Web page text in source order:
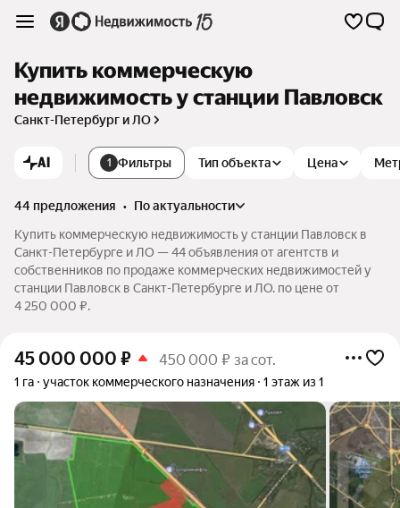
Купить коммерческую
недвижимость у станции Павловск
Санкт-Петербург и ЛО
AI 1 Фильтры Тип объекта Цена
44 предложения •
по актуальности
Купить коммерческую недвижимость у станции Павловск в
Санкт-Петербурге и ЛО — 44 объявления от агентств и
собственников по продаже коммерческих недвижимостей у
станции Павловск в Санкт-Петербурге и ЛО. по цене от
4 250 000 ₽.
45 000 000 ₽ 450 000 ₽ за сот.
1 га участок коммерческого назначения 1 этаж из 1